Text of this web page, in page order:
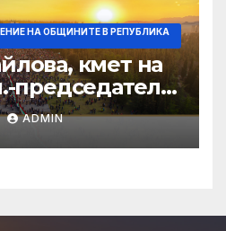
НА ОБЩИНИТЕ В РЕПУБЛИКА
кмет на
председател
какво е
как е
и какво влиза
ADMIN